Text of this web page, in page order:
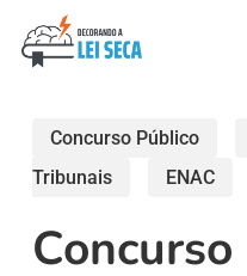
contentConcurso Público
Tribunais
ENAC